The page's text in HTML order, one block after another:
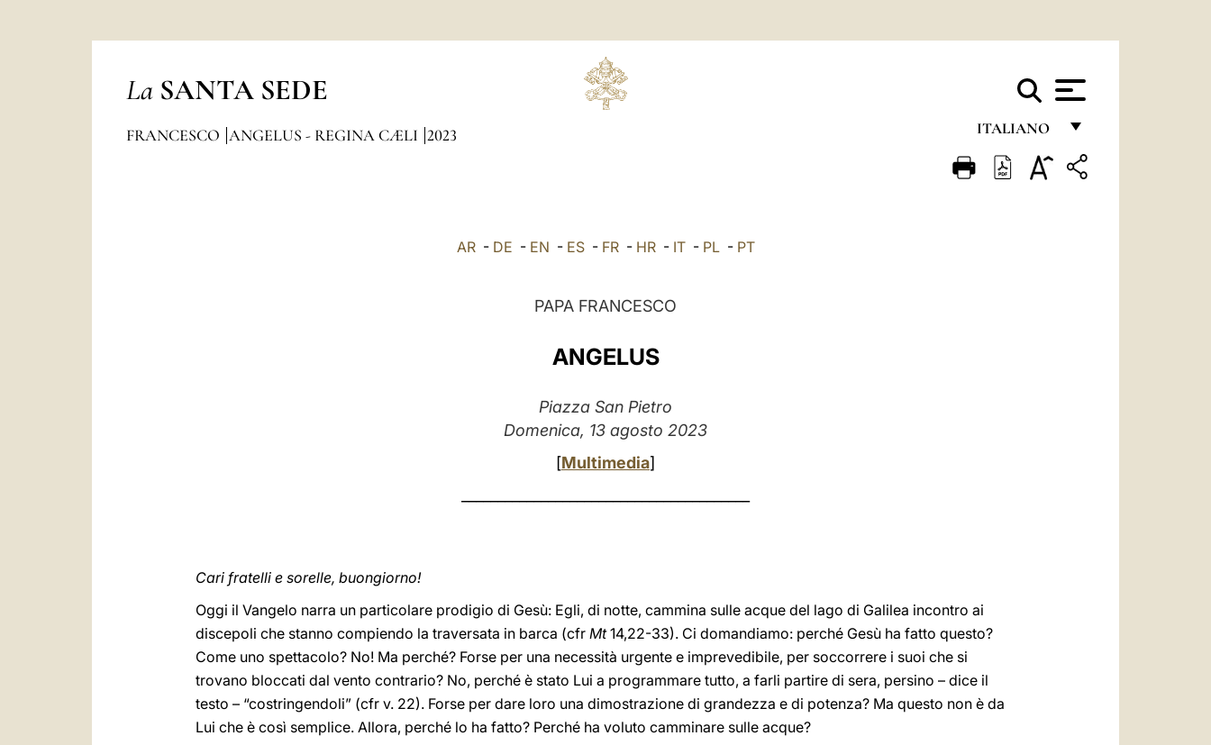
La SANTA SEDE
ITALIANO
FRANÇAIS
FRANCESCO ANGELUS - REGINA CÆLI 2023
AR- DE - EN - ES- FR- HR- IT- PL- PT
PAPA FRANCESCO
ANGELUS
Piazza San Pietro
Domenica, 13 agosto 2023
[Multimedia]
Cari fratelli e sorelle, buongiorno!
Oggi il Vangelo narra un particolare prodigio di Gesù: Egli, di notte, cammina sulle acque del lago di Galilea incontro ai
discepoli che stanno compiendo la traversata in barca (cfr Mt14,22-33). Ci domandiamo: perché Gesù ha fatto questo?
Come uno spettacolo? No! Ma perché? Forse per una necessità urgente e imprevedibile, per soccorrere i suoi che si
trovano bloccati dal vento contrario? No, perché è stato Lui a programmare tutto, a farli partire di sera, persino – dice il
testo – “costringendoli” (cfr v. 22). Forse per dare loro una dimostrazione di grandezza e di potenza? Ma questo non è da
Lui che è così semplice. Allora, perché lo ha fatto? Perché ha voluto camminare sulle acque?